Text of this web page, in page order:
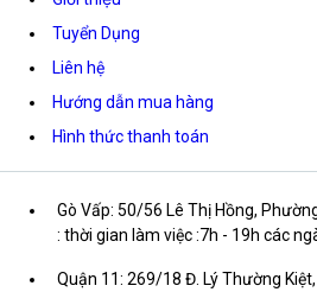
Tuyển Dụng
Liên hệ
Hướng dẫn mua hàng
Hình thức thanh toán
Gò Vấp: 50/56 Lê Thị Hồng,
: thời gian làm việc :7h - 19h các
Quận 11: 269/18 Đ. Lý Thường